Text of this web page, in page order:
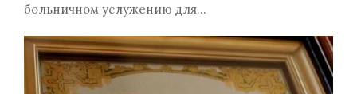
больничном услужению для…